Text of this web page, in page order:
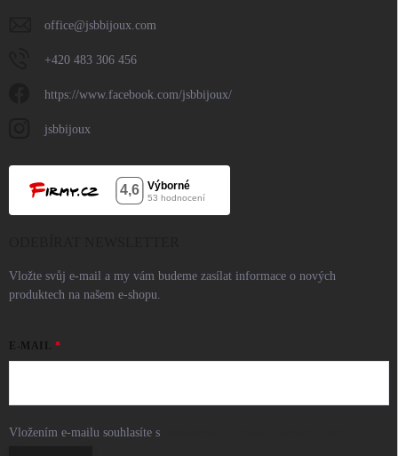
office@jsbbijoux.com
+420 483 306 456
https://www.facebook.com/jsbbijoux/
jsbbijoux
Vložte svůj e-mail a my vám budeme zasílat informace o nových
produktech na našem e-shopu.
E-MAIL
Vložením e-mailu souhlasíte s